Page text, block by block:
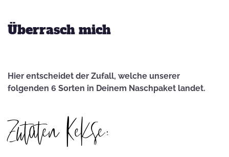
Überrasch mich
Hier entscheidet der Zufall, welche unserer
folgenden 6 Sorten in Deinem Naschpaket landet.
Zutaten Kekse: